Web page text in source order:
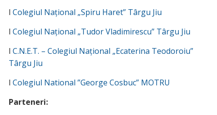
ǀ Colegiul Național „Spiru Haret” Târgu Jiu
ǀ Colegiul Național „Tudor Vladimirescu” Târgu Jiu
ǀ C.N.E.T. – Colegiul Național „Ecaterina Teodoroiu”
Târgu Jiu
ǀ Colegiul National ”George Cosbuc” MOTRU
Parteneri: